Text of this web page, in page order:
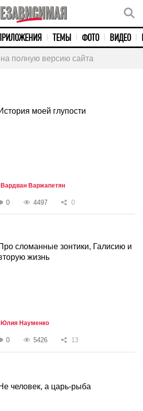
ПРИЛОЖЕНИЯ ТЕМЫ ФОТО ВИДЕО
полную версию сайта
моей глупости
Вардван Варжапетян
0 4497 0
сломанные зонтики, Галисию и
жизнь
Юлия Науменко
0 5426 13
человек, а царь-рыба